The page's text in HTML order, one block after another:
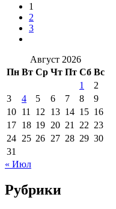
1
2
3
Август 2026
Пн Вт Ср Чт Пт Сб Вс
1
2
3
4 5 6 7 8
9
10 11 12 13 14 15 16
17 18 19 20 21 22 23
24 25 26 27 28 29 30
31
« Июл
Рубрики